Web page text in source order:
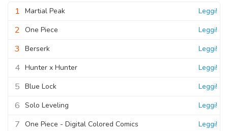
1 Martial Peak Leggi!
2 One Piece Leggi!
3 Berserk Leggi!
4 Hunter x Hunter Leggi!
5 Blue Lock Leggi!
6 Solo Leveling Leggi!
7 One Piece - Digital Colored Comics Leggi!